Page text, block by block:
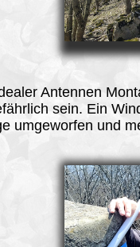
Antennen
sein. Ein
umgeworfen und